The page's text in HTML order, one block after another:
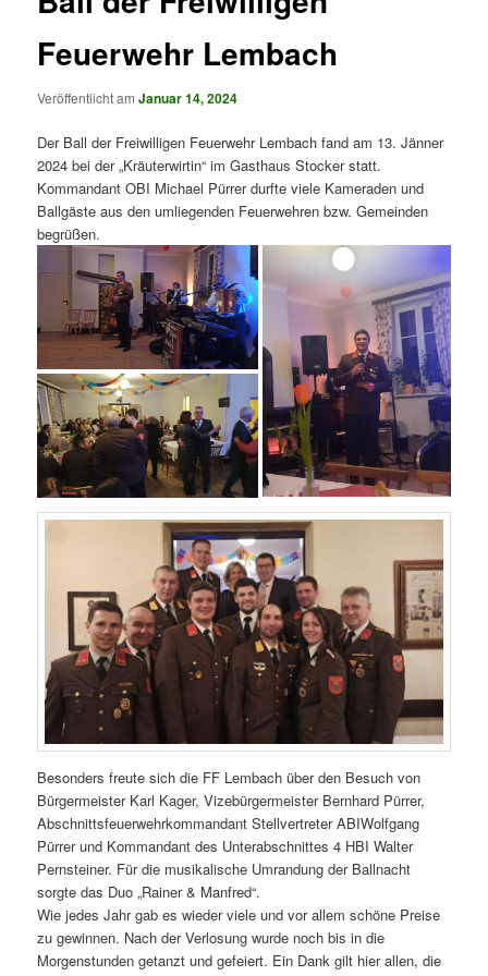
Feuerwehr Lembach
Veröffentlicht amJanuar 14, 2024
Der Ball der Freiwilligen Feuerwehr Lembach fand am 13. Jänner
2024 bei der „Kräuterwirtin“ im Gasthaus Stocker statt.
Kommandant OBI Michael Pürrer durfte viele Kameraden und
Ballgäste aus den umliegenden Feuerwehren bzw. Gemeinden
begrüßen.
Besonders freute sich die FF Lembach über den Besuch von
Bürgermeister Karl Kager, Vizebürgermeister Bernhard Pürrer,
Abschnittsfeuerwehrkommandant Stellvertreter ABIWolfgang
Pürrer und Kommandant des Unterabschnittes 4 HBI Walter
Pernsteiner. Für die musikalische Umrandung der Ballnacht
sorgte das Duo „Rainer & Manfred“.
Wie jedes Jahr gab es wieder viele und vor allem schöne Preise
zu gewinnen. Nach der Verlosung wurde noch bis in die
Morgenstunden getanzt und gefeiert. Ein Dank gilt hier allen, die